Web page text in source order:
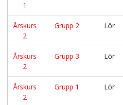
1
Årskurs
2
Grupp 2 Lör
Årskurs
2
Grupp 3 Lör
Årskurs
2
Grupp 1 Lör